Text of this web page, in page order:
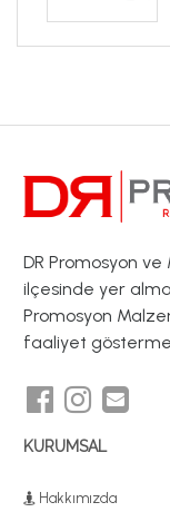
DR Promosyon
ilçesinde yer
Promosyon
faaliyet
KURUMSAL
Hakkımızda